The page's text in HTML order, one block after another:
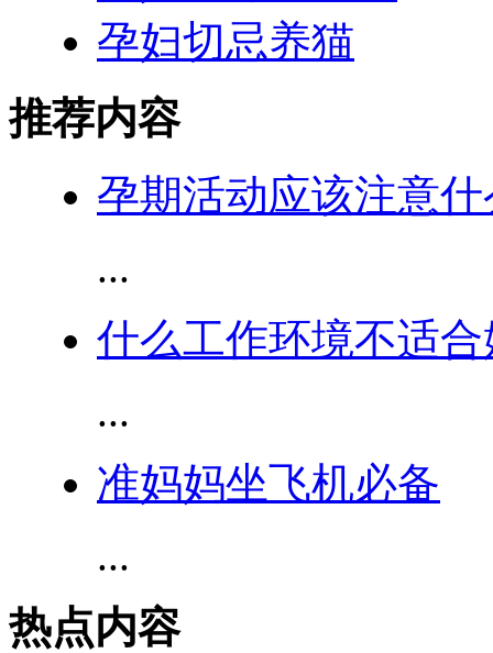
孕妇切忌养猫
推荐内容
孕期活动应该注意什
...
什么工作环境不适
...
准妈妈坐飞机必备
...
热点内容